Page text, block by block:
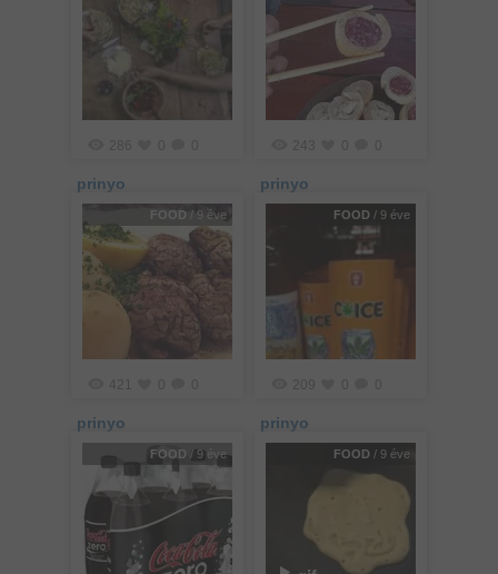
286
prinyo
243
prinyo
FOOD / 9 éve
421
prinyo
FOOD / 9 éve
209
prinyo
FOOD / 9 éve FOOD / 9 éve